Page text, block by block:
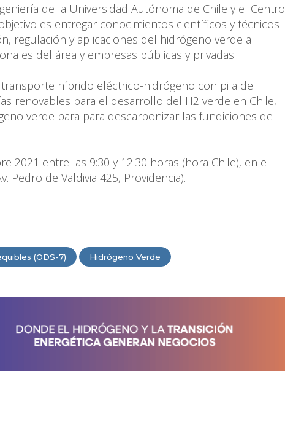
de la Universidad Autónoma de Chile y el Centro
es entregar conocimientos científicos y técnicos
regulación y aplicaciones del hidrógeno verde a
del área y empresas públicas y privadas.
híbrido eléctrico-hidrógeno con pila de
renovables para el desarrollo del H2 verde en Chile,
verde para para descarbonizar las fundiciones de
2021 entre las 9:30 y 12:30 horas (hora Chile), en el
Pedro de Valdivia 425, Providencia).
(ODS-7) Hidrógeno Verde